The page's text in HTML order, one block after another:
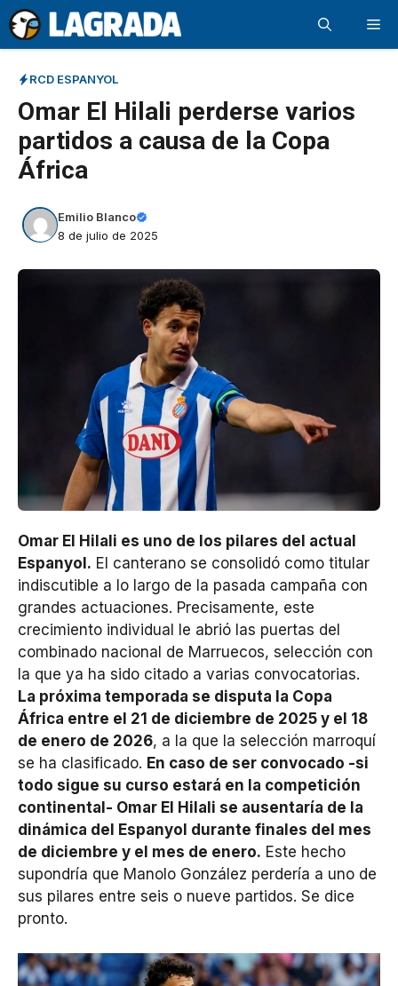
Saltar
al
contenido
RCD ESPANYOL
Omar El Hilali perderse varios
partidos a causa de la Copa
África
Emilio Blanco
8 de julio de 2025
Omar El Hilali es uno de los pilares del actual
Espanyol. El canterano se consolidó como titular
indiscutible a lo largo de la pasada campaña con
grandes actuaciones. Precisamente, este
crecimiento individual le abrió las puertas del
combinado nacional de Marruecos, selección con
la que ya ha sido citado a varias convocatorias.
La próxima temporada se disputa la Copa
África entre el 21 de diciembre de 2025 y el 18
de enero de 2026, a la que la selección marroquí
se ha clasificado. En caso de ser convocado -si
todo sigue su curso estará en la competición
continental- Omar El Hilali se ausentaría de la
dinámica del Espanyol durante finales del mes
de diciembre y el mes de enero. Este hecho
supondría que Manolo González perdería a uno de
sus pilares entre seis o nueve partidos. Se dice
pronto.